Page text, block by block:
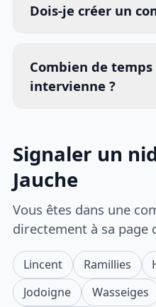
Dois-je créer un
Combien de
intervienne ?
Signaler un
Jauche
Vous êtes dans une
directement à sa page
Lincent Ramillies
Jodoigne
Wasseiges